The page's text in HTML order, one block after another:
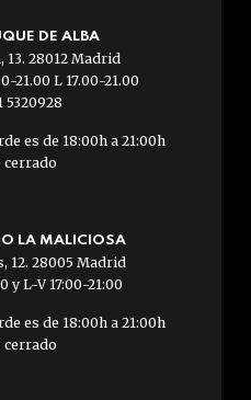
DE ALBA
13. 28012 Madrid
21.00 L 17.00-21.00
5320928
es de 18:00h a 21:00h
cerrado
LA MALICIOSA
12. 28005 Madrid
y L-V 17:00-21:00
es de 18:00h a 21:00h
cerrado